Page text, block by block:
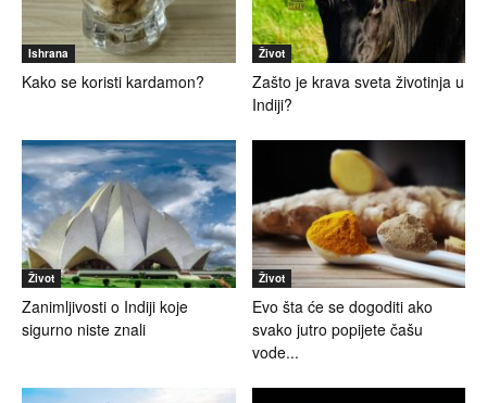
Ishrana
Kako se koristi kardamon?
Život
Zašto je krava sveta životinja u
Indiji?
Život
Zanimljivosti o Indiji koje
sigurno niste znali
Život
Evo šta će se dogoditi ako
svako jutro popijete čašu
vode...